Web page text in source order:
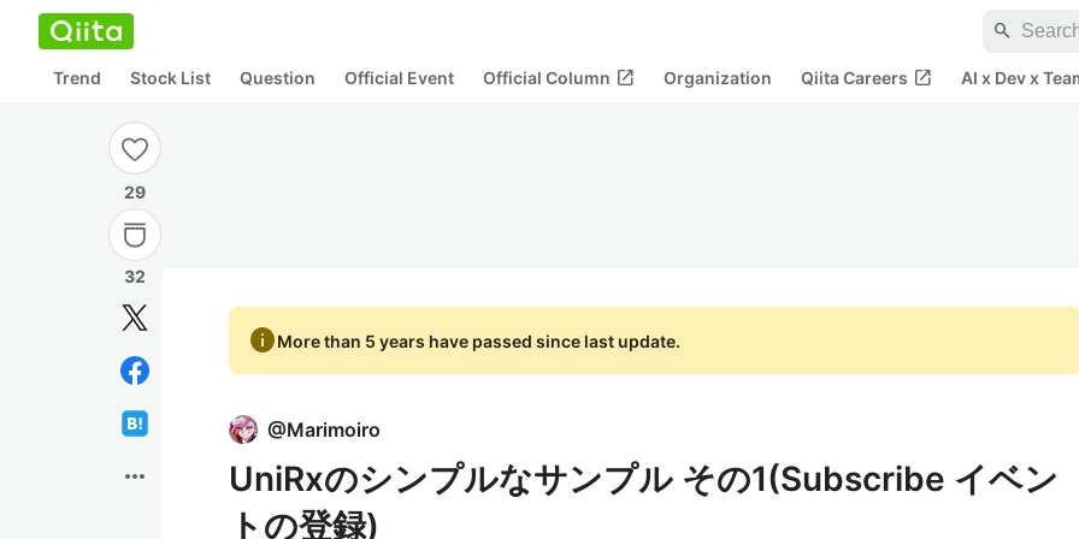
search
Trend Stock List Question Official Event Official Column open_in_new Organization Qiita Careers open_in_new AI x Dev x
29
32
more_horiz
infoMore than 5 years have passed since last update.
@Marimoiro
UniRxのシンプルなサンプル その1(Subscribe イベン
トの登録)